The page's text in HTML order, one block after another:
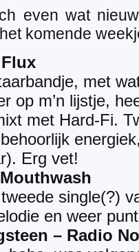
even wat
komende
met
op m’n lijstje,
met Hard-Fi.
Erg vet!
single(?)
en weer
– Radio